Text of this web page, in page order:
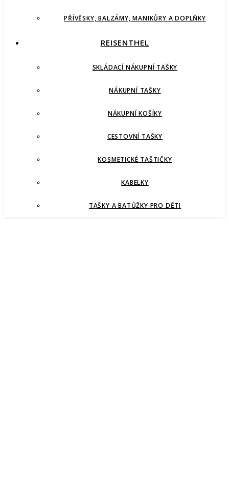
PŘÍVĚSKY, BALZÁMY, MANIKŮRY A DOPLŇKY
REISENTHEL
SKLÁDACÍ NÁKUPNÍ TAŠKY
NÁKUPNÍ TAŠKY
NÁKUPNÍ KOŠÍKY
CESTOVNÍ TAŠKY
KOSMETICKÉ TAŠTIČKY
KABELKY
TAŠKY A BATŮŽKY PRO DĚTI